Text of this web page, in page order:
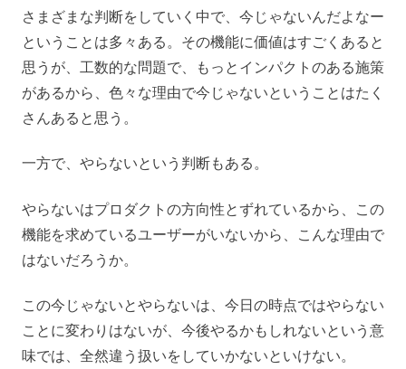
さまざまな判断をしていく中で、今じゃないんだよなー
ということは多々ある。その機能に価値はすごくあると
思うが、工数的な問題で、もっとインパクトのある施策
があるから、色々な理由で今じゃないということはたく
さんあると思う。
一方で、やらないという判断もある。
やらないはプロダクトの方向性とずれているから、この
機能を求めているユーザーがいないから、こんな理由で
はないだろうか。
この今じゃないとやらないは、今日の時点ではやらない
ことに変わりはないが、今後やるかもしれないという意
味では、全然違う扱いをしていかないといけない。